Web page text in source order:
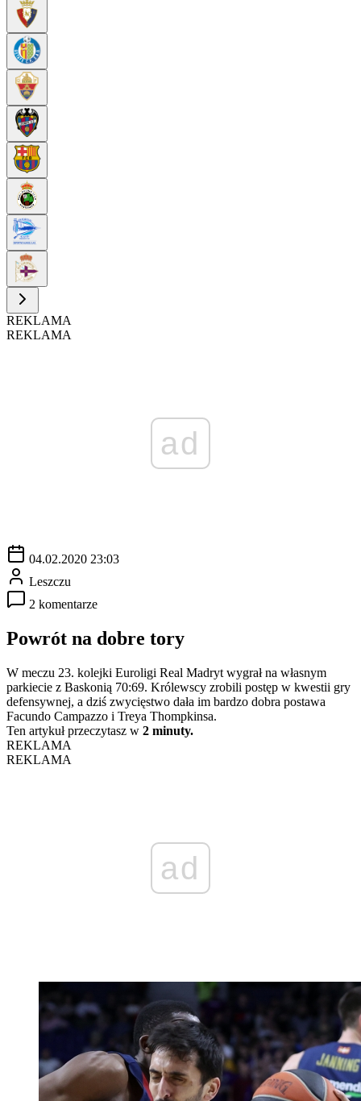
REKLAMA
REKLAMA
ad
04.02.2020 23:03
Leszczu
2 komentarze
Powrót na dobre tory
W meczu 23. kolejki Euroligi Real Madryt wygrał na własnym
parkiecie z Baskonią 70:69. Królewscy zrobili postęp w kwestii gry
defensywnej, a dziś zwycięstwo dała im bardzo dobra postawa
Facundo Campazzo i Treya Thompkinsa.
Ten artykuł przeczytasz w 2 minuty.
REKLAMA
REKLAMA
ad